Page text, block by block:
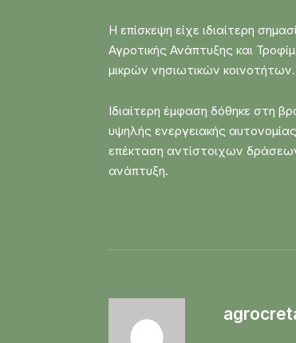
Η επίσκεψη είχε ιδιαίτερη
Αγροτικής Ανάπτυξης και
μικρών νησιωτικών κοινοτήτων.
Ιδιαίτερη έμφαση δόθηκε στη
υψηλής ενεργειακής
επέκταση αντίστοιχων
ανάπτυξη.